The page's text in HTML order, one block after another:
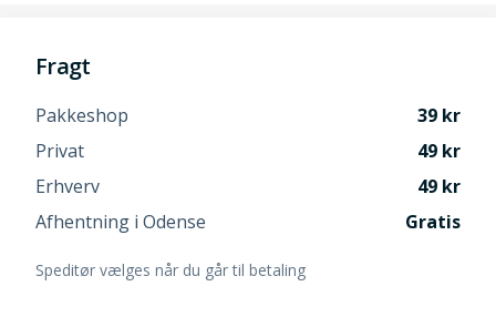
Fragt
Pakkeshop
39
Privat
49
Erhverv
49
Afhentning i Odense
Gratis
Speditør vælges når du går til betaling